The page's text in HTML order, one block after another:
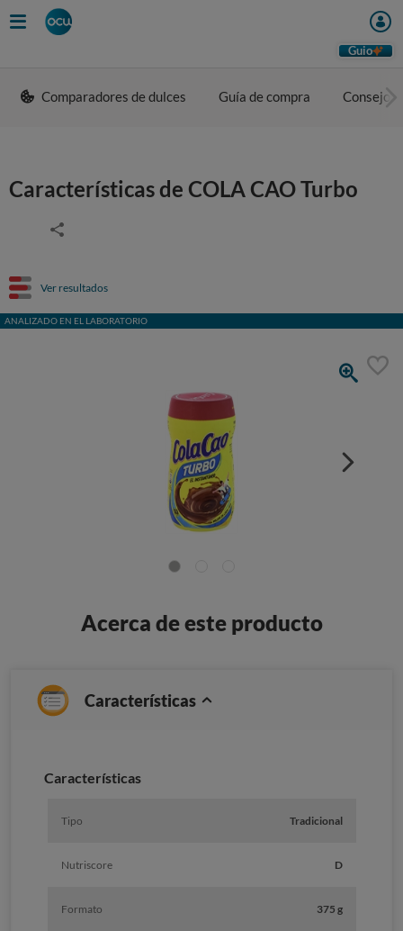
Guio
Comparadores de dulces Guía de compra Consejos
Características de COLA CAO Turbo
Ver resultados
ANALIZADO EN EL LABORATORIO
Acerca de este producto
Características
Características
Tipo Tradicional
Nutriscore D
Formato 375 g